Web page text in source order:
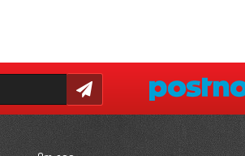
Skicka